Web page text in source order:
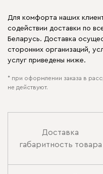
Для комфорта наших
содействии доставки по
Беларусь. Доставка
сторонних организаций,
услуг приведены ниже.
* при оформлении заказа в
не действуют.
Доставка
габаритность товара